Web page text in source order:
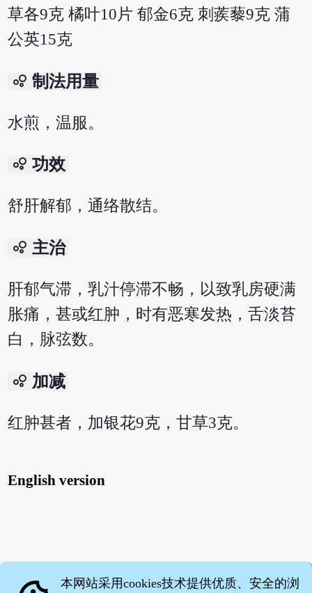
草各9克 橘叶10片 郁金6克 刺蒺藜9克 蒲
公英15克
bubble_chart 制法用量
水煎，温服。
bubble_chart 功效
舒肝解郁，通络散结。
bubble_chart 主治
肝郁气滞，乳汁停滞不畅，以致乳房硬满
胀痛，甚或红肿，时有恶寒发热，舌淡苔
白，脉弦数。
bubble_chart 加减
红肿甚者，加银花9克，甘草3克。
English version
本网站采用cookies技术提供优质、安全的浏